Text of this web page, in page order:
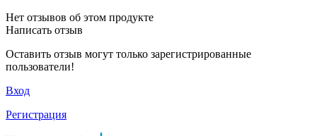
Нет отзывов об этом продукте
Написать отзыв
Оставить отзыв могут только зарегистрированные
пользователи!
Вход
Регистрация